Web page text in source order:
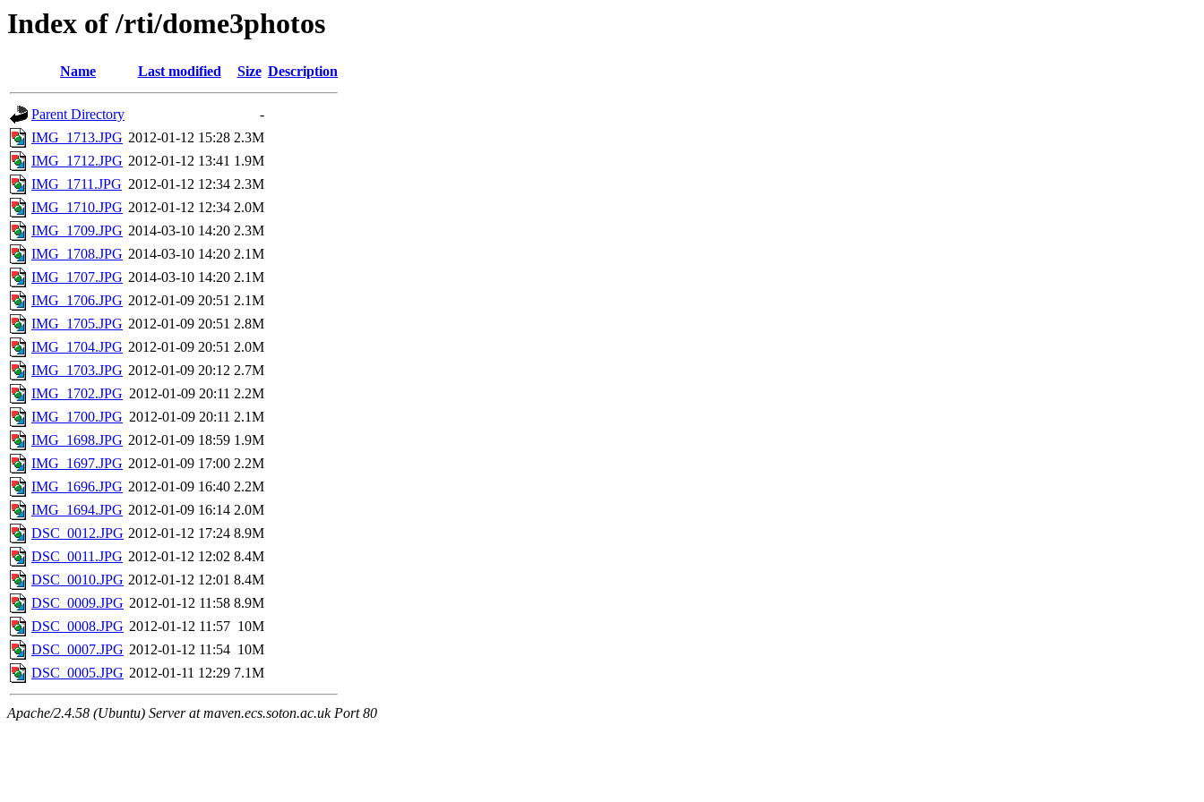
Index of /rti/dome3photos
Name Last modified Size Description
Parent Directory
-
IMG_1713.JPG 2012-01-12 15:28 2.3M
IMG_1712.JPG 2012-01-12 13:41 1.9M
IMG_1711.JPG 2012-01-12 12:34 2.3M
IMG_1710.JPG 2012-01-12 12:34 2.0M
IMG_1709.JPG 2014-03-10 14:20 2.3M
IMG_1708.JPG 2014-03-10 14:20 2.1M
IMG_1707.JPG 2014-03-10 14:20 2.1M
IMG_1706.JPG 2012-01-09 20:51 2.1M
IMG_1705.JPG 2012-01-09 20:51 2.8M
IMG_1704.JPG 2012-01-09 20:51 2.0M
IMG_1703.JPG 2012-01-09 20:12 2.7M
IMG_1702.JPG 2012-01-09 20:11 2.2M
IMG_1700.JPG 2012-01-09 20:11 2.1M
IMG_1698.JPG 2012-01-09 18:59 1.9M
IMG_1697.JPG 2012-01-09 17:00 2.2M
IMG_1696.JPG 2012-01-09 16:40 2.2M
IMG_1694.JPG 2012-01-09 16:14 2.0M
DSC_0012.JPG 2012-01-12 17:24 8.9M
DSC_0011.JPG 2012-01-12 12:02 8.4M
DSC_0010.JPG 2012-01-12 12:01 8.4M
DSC_0009.JPG 2012-01-12 11:58 8.9M
DSC_0008.JPG 2012-01-12 11:57 10M
DSC_0007.JPG 2012-01-12 11:54 10M
DSC_0005.JPG 2012-01-11 12:29 7.1M
Apache/2.4.58 (Ubuntu) Server at maven.ecs.soton.ac.uk Port 80